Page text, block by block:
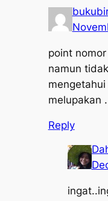
point
namun
melupakan
Reply